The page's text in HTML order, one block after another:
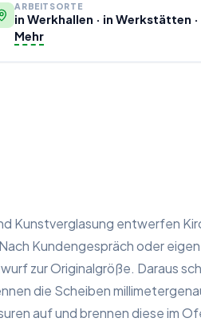
ARBEITSORTE
in Werkhallen · in Werkstätten
Mehr
Kunstverglasung entwerfen
Kundengespräch oder
zur Originalgröße. Daraus
die Scheiben
auf und brennen diese im